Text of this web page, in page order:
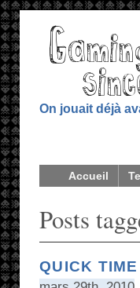
On jouait déjà
Accueil
Posts
QUICK